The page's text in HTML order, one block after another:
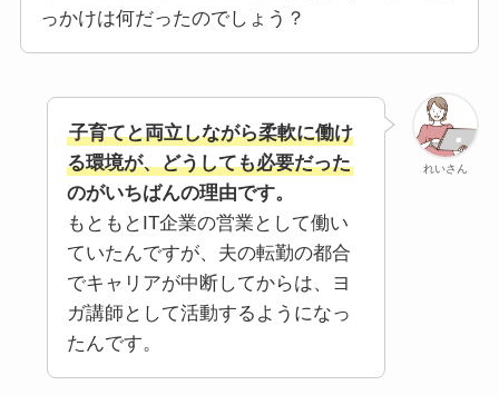
っかけは何だったのでしょう？
れいさん
子育てと両立しながら柔軟に働け
る環境が、どうしても必要だった
のがいちばんの理由です。
もともとIT企業の営業として働い
ていたんですが、夫の転勤の都合
でキャリアが中断してからは、ヨ
ガ講師として活動するようになっ
たんです。